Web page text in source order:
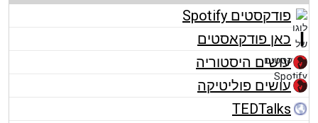
פודקסטים Spotify
כאן פודקאסטים
עושים היסטוריה
עושים פוליטיקה
TEDTalks